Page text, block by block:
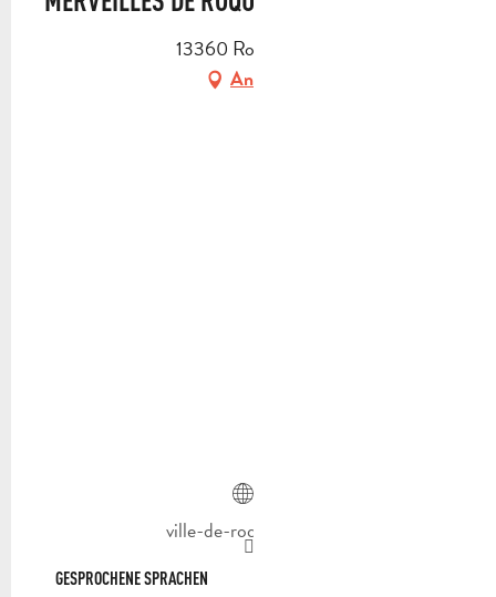
13360 Roquevaire
Anfahrt
ville-de-roquevaire.fr
GESPROCHENE SPRACHEN
GESPROCHENE SPRACHEN